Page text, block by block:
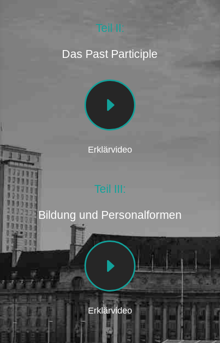
Teil II:
Das Past Participle
E
Erklärvideo
Teil III:
Bildung und Personalformen
E
Erklärvideo